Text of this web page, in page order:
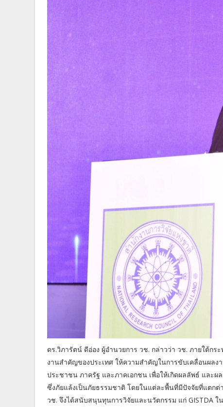
ดร.วิภารัตน์ ดีอ่อง ผู้อํานวยการ วช. กล่าวว่า วช. ภายใต้ก
งานสำคัญของประเทศ ให้ความสำคัญในการขับเคลื่อนผล
ประชาชน ภาครัฐ และภาคเอกชน เพื่อให้เกิดผลลัพธ์ และผ
ซึ่งภัยแล้งเป็นภัยธรรมชาติ โดยในแต่ละพื้นที่มีปัจจัยที่แตกต่
วช. จึงได้สนับสนุนทุนการวิจัยและนวัตกรรม แก่ GISTDA